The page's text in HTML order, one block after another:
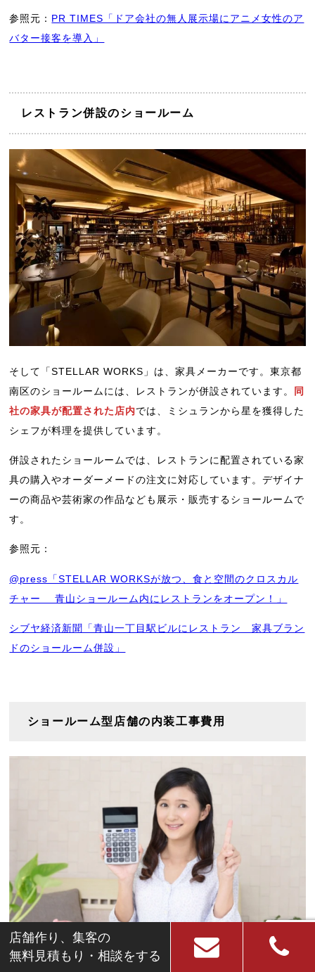
参照元： PR TIMES「ドア会社の無人展示場にアニメ女性のア
バター接客を導入」
レストラン併設のショールーム
そして「STELLAR WORKS」は、家具メーカーです。東京都
南区のショールームには、レストランが併設されています。 同
社の家具が配置された店内では、ミシュランから星を獲得した
シェフが料理を提供しています。
併設されたショールームでは、レストランに配置されている家
具の購入やオーダーメードの注文に対応しています。デザイナ
ーの商品や芸術家の作品なども展示・販売するショールームで
す。
参照元：
@press「STELLAR WORKSが放つ、食と空間のクロスカル
チャー 青山ショールーム内にレストランをオープン！」
シブヤ経済新聞「青山一丁目駅ビルにレストラン 家具ブラン
ドのショールーム併設」
ショールーム型店舗の内装工事費用
店舗作り、集客の
無料見積もり・相談をする